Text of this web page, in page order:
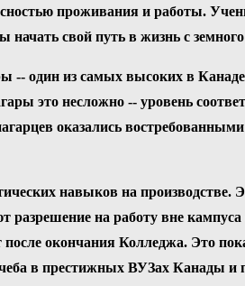
проживания и работы.
начать свой путь в жизнь с
-- один из самых высоких в
это несложно -- уровень
оказались
навыков на производстве.
разрешение на работу вне кампуса
после окончания Колледжа. Это
в престижных ВУЗах Канады и